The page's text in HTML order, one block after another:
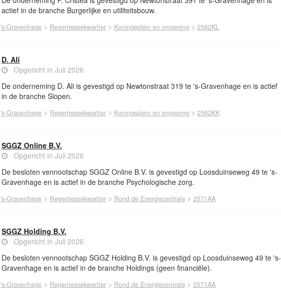
actief in de branche Burgerlijke en utiliteitsbouw.
's-Gravenhage > Regentessekwartier > Koningsplein en omgeving > 2562KL
D. Ali
Opgericht in Juli 2026
De onderneming D. Ali is gevestigd op Newtonstraat 319 te 's-Gravenhage en is actief
in de branche Slopen.
's-Gravenhage > Regentessekwartier > Koningsplein en omgeving > 2562KK
SGGZ Online B.V.
Opgericht in Juli 2026
De besloten vennootschap SGGZ Online B.V. is gevestigd op Loosduinseweg 49 te 's-
Gravenhage en is actief in de branche Psychologische zorg.
's-Gravenhage > Regentessekwartier > Rond de Energiecentrale > 2571AA
SGGZ Holding B.V.
Opgericht in Juli 2026
De besloten vennootschap SGGZ Holding B.V. is gevestigd op Loosduinseweg 49 te 's-
Gravenhage en is actief in de branche Holdings (geen financiële).
's-Gravenhage > Regentessekwartier > Rond de Energiecentrale > 2571AA